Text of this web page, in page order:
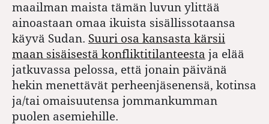
maailman maista tämän luvun ylittää
ainoastaan omaa ikuista sisällissotaansa
käyvä Sudan. Suuri osa kansasta kärsii
maan sisäisestä konfliktitilanteesta ja elää
jatkuvassa pelossa, että jonain päivänä
hekin menettävät perheenjäsenensä, kotinsa
ja/tai omaisuutensa jommankumman
puolen asemiehille.